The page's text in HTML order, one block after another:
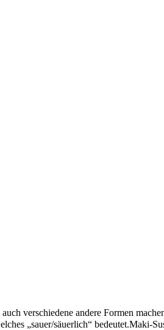
verschiedene andere Formen
„sauer/säuerlich“ bedeutet.Maki-